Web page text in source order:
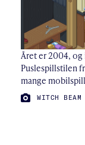
Året er 2004,
Puslespillstilen
mange
FOTO:
WITCH BEAM